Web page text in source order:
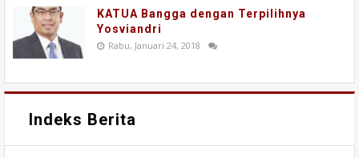
KATUA Bangga dengan Terpilihnya
Yosviandri
Rabu, Januari 24, 2018
Indeks Berita